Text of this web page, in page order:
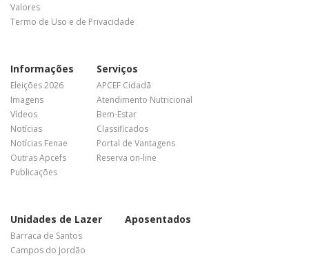
Valores
Termo de Uso e de Privacidade
Informações
Eleições 2026
Imagens
Vídeos
Notícias
Notícias Fenae
Outras Apcefs
Publicações
Serviços
APCEF Cidadã
Atendimento Nutricional
Bem-Estar
Classificados
Portal de Vantagens
Reserva on-line
Unidades de Lazer
Barraca de Santos
Campos do Jordão
Aposentados